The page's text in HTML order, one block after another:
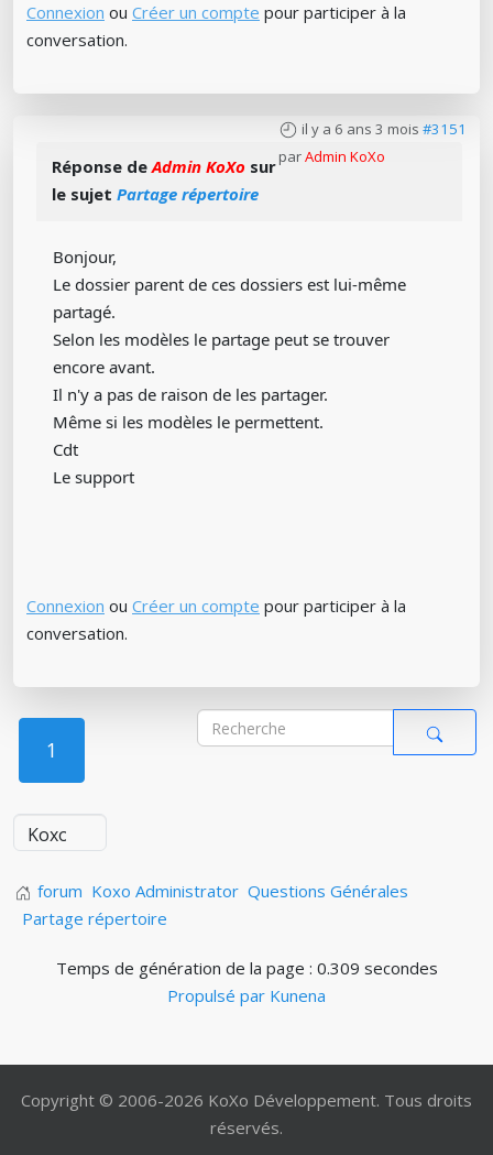
Connexion ou Créer un compte pour participer à la
conversation.
il y a 6 ans 3 mois #3151
parAdmin KoXo
Réponse deAdmin KoXo sur
le sujet Partage répertoire
Bonjour,
Le dossier parent de ces dossiers est lui-même
partagé.
Selon les modèles le partage peut se trouver
encore avant.
Il n'y a pas de raison de les partager.
Même si les modèles le permettent.
Cdt
Le support
Connexion ou Créer un compte pour participer à la
conversation.
1
forum Koxo Administrator Questions Générales
Partage répertoire
Temps de génération de la page : 0.309 secondes
Propulsé par Kunena
Copyright © 2006-2026 KoXo Développement. Tous droits
réservés.